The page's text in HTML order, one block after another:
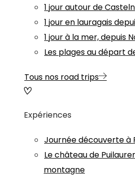
1 jour autour de
1 jour en lauragais
1 jour à la mer, depuis
Les plages au départ
Tous nos road trips
Expériences
Journée découverte à
Le château de
montagne